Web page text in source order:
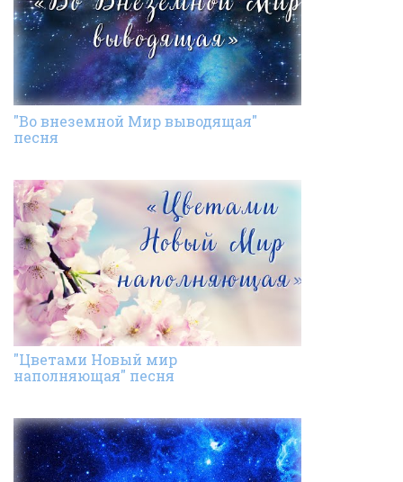
"Во внеземной Мир выводящая"
песня
"Цветами Новый мир
наполняющая" песня